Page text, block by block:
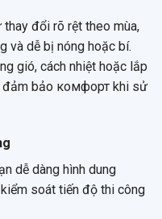
đổi rõ rệt theo mùa,
và dễ bị nóng hoặc bí.
gió, cách nhiệt hoặc lắp
đảm bảo комфорт khi sử
dễ dàng hình dung
soát tiến độ thi công